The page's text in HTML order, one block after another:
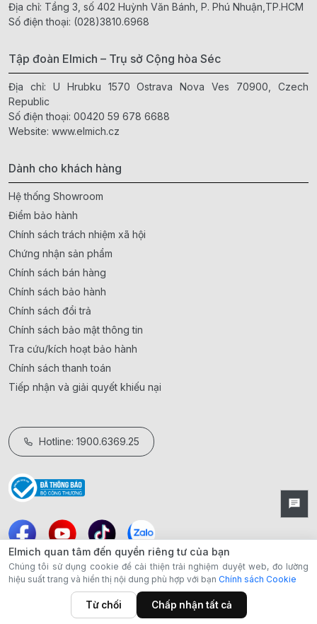
Địa chỉ: Tầng 3, số 402 Huỳnh Văn Bánh, P. Phú Nhuận,TP.HCM
Số điện thoại: (028)3810.6968
Tập đoàn Elmich – Trụ sở Cộng hòa Séc
Địa chỉ: U Hrubku 1570 Ostrava Nova Ves 70900, Czech
Republic
Số điện thoại: 00420 59 678 6688
Website: www.elmich.cz
Dành cho khách hàng
Hệ thống Showroom
Điểm bảo hành
Chính sách trách nhiệm xã hội
Chứng nhận sản phẩm
Chính sách bán hàng
Chính sách bảo hành
Chính sách đổi trả
Chính sách bảo mật thông tin
Tra cứu/kích hoạt bảo hành
Chính sách thanh toán
Tiếp nhận và giải quyết khiếu nại
Hotline: 1900.6369.25
Elmich quan tâm đến quyền riêng tư của bạn
Chúng tôi sử dụng cookie để cải thiện trải nghiệm duyệt web, đo lường
hiệu suất trang và hiển thị nội dung phù hợp với bạn Chính sách Cookie
Từ chối Chấp nhận tất cả
BST Xanh Showroom